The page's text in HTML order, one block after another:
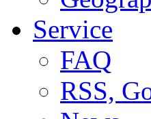
Service
FAQ
RSS,